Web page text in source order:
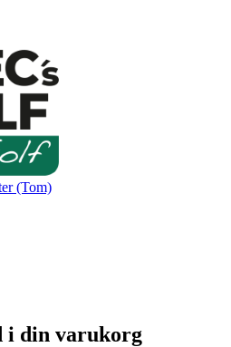
(Tom)
i din varukorg